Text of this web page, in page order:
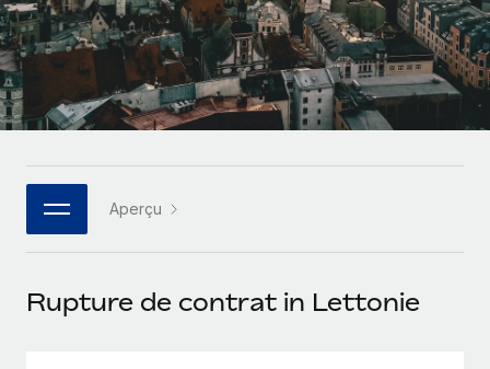
Intégration Remote
Intégrez vos RH aux flux de travail en toute simplicité
Plateforme
Des fonctions RH clés intégrées pour votre équipe
Connectez n'importe quel outil d’IA à Remote grâce à
notre MCP
Rationalisez vos processus avec des outils essentiels
paie des entreprises en pleine croissance
Entreprises intermédiaires
Développez vos équipes avec des solutions RH sur
mesure
Entreprise
Les RH à l’international pour les grandes entreprises
Partenaires stratégiques de la tech
APPRENDRE AVEC REMOTE
Recherche et guides
Études de cas
Checklists et modèles
Descriptions de postes
Événements
Español
Italiano
Português (Portugal)
日本語
한국어
Aperçu
Rupture de contrat in Lettonie